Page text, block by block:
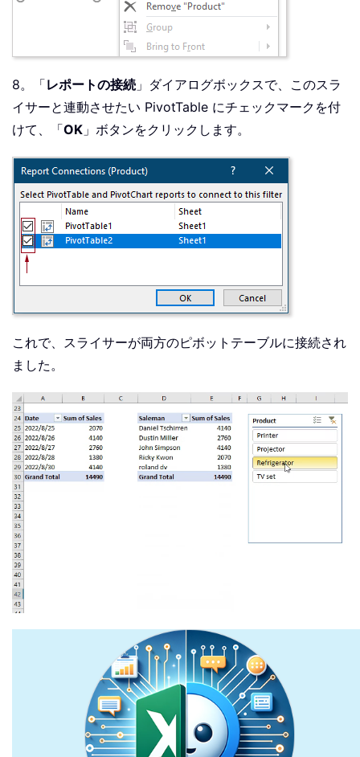
8。「レポートの接続 」ダイアログボックスで、このスラ
イサーと連動させたい PivotTable にチェックマークを付
けて、「OK 」ボタンをクリックします。
これで、スライサーが両方のピボットテーブルに接続され
ました。